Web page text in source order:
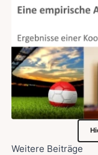
Weitere Beiträge